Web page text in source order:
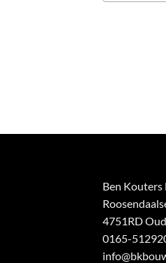
Ben Kouters
4751RD
0165-